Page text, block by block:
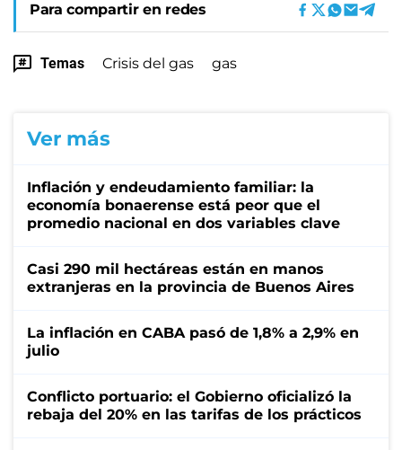
Para compartir en redes
Temas Crisis del gas gas
Ver más
Inflación y endeudamiento familiar: la
economía bonaerense está peor que el
promedio nacional en dos variables clave
Casi 290 mil hectáreas están en manos
extranjeras en la provincia de Buenos Aires
La inflación en CABA pasó de 1,8% a 2,9% en
julio
Conflicto portuario: el Gobierno oficializó la
rebaja del 20% en las tarifas de los prácticos